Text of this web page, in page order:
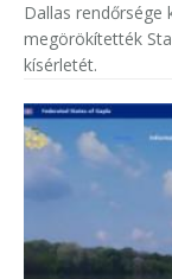
Dallas rendőrsége
megörökítették
kísérletét.